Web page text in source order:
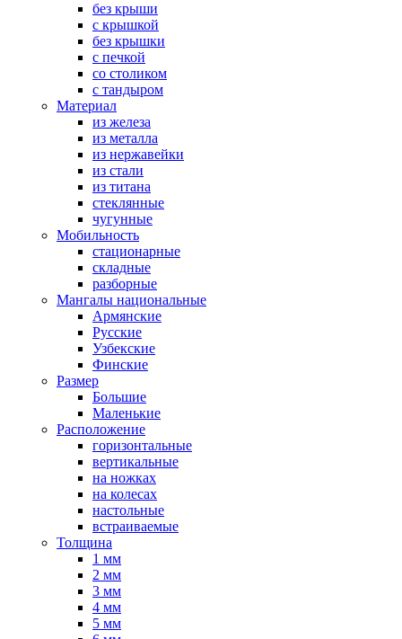
без крыши
с крышкой
без крышки
с печкой
со столиком
с тандыром
Материал
из железа
из металла
из нержавейки
из стали
из титана
стеклянные
чугунные
Мобильность
стационарные
складные
разборные
Мангалы национальные
Армянские
Русские
Узбекские
Финские
Размер
Большие
Маленькие
Расположение
горизонтальные
вертикальные
на ножках
на колесах
настольные
встраиваемые
Толщина
1 мм
2 мм
3 мм
4 мм
5 мм